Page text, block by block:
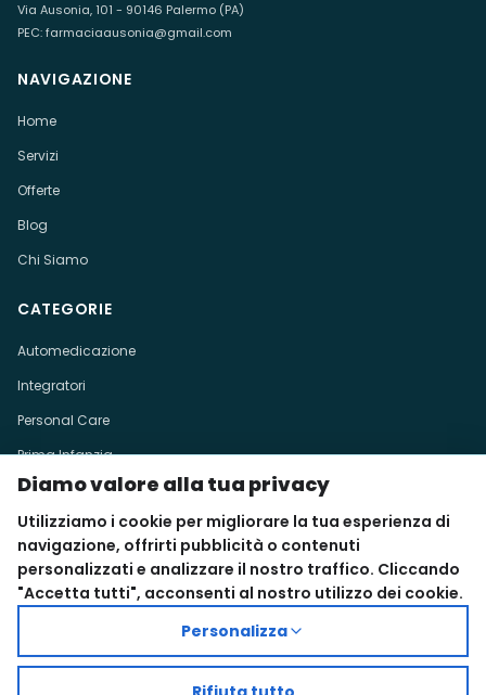
Via Ausonia, 101 - 90146 Palermo (PA)
PEC:farmaciaausonia@gmail.com
NAVIGAZIONE
Home
Servizi
Offerte
Blog
Chi Siamo
CATEGORIE
Automedicazione
Integratori
Personal Care
Prima Infanzia
Veterinaria
CONTATTI
091 527858
farmaciaausonia@gmail.com
Via Ausonia 101, Palermo
Diamo valore alla tua privacy
Utilizziamo i cookie per migliorare la tua esperienza di
navigazione, offrirti pubblicità o contenuti
personalizzati e analizzare il nostro traffico. Cliccando
"Accetta tutti", acconsenti al nostro utilizzo dei cookie.
Personalizza